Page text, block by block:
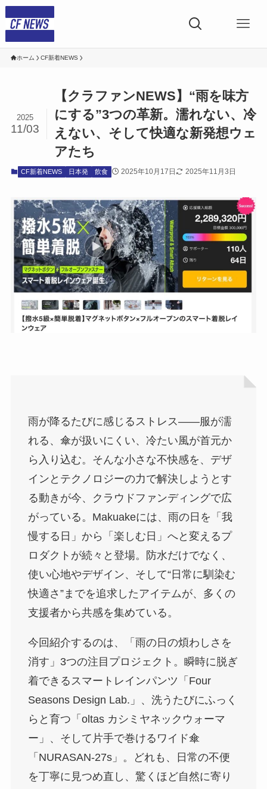
ホーム CF新着NEWS
【クラファンNEWS】“雨を味方
にする”3つの革新。濡れない、冷
えない、そして快適な新発想ウェ
アたち
2025
11/03
CF新着NEWS 日本発 飲食 2025年10月17日 2025年11月3日
雨が降るたびに感じるストレス——服が濡
れる、傘が扱いにくい、冷たい風が首元か
ら入り込む。そんな小さな不快感を、デザ
インとテクノロジーの力で解決しようとす
る動きが今、クラウドファンディングで広
がっている。Makuakeには、雨の日を「我
慢する日」から「楽しむ日」へと変えるプ
ロダクトが続々と登場。防水だけでなく、
使い心地やデザイン、そして“日常に馴染む
快適さ”までを追求したアイテムが、多くの
支援者から共感を集めている。
今回紹介するのは、「雨の日の煩わしさを
消す」3つの注目プロジェクト。瞬時に脱ぎ
着できるスマートレインパンツ「Four
Seasons Design Lab.」、洗うたびにふっく
らと育つ「oltas カシミヤネックウォーマ
ー」、そして片手で巻けるワイド傘
「NURASAN-27s」。どれも、日常の不便
を丁寧に見つめ直し、驚くほど自然に寄り